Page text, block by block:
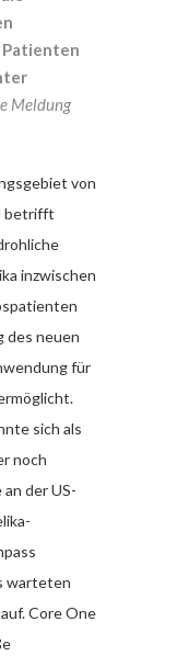
Meldung
von
betrifft
inzwischen
des neuen
für
sich als
noch
der US-
warteten
Core One